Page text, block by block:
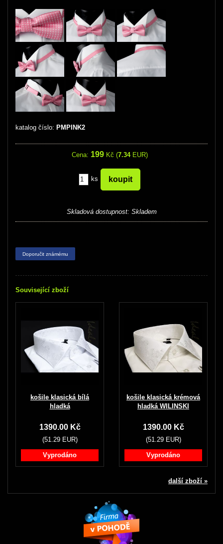
katalog číslo: PMPINK2
Cena: 199 Kč (7.34EUR)
ks
Skladová dostupnost: Skladem
Doporučit známému
Související zboží
košile klasická bílá
hladká
1390.00 Kč
(51.29 EUR)
Vyprodáno
košile klasická krémová
hladká WILINSKI
1390.00 Kč
(51.29 EUR)
Vyprodáno
další zboží »